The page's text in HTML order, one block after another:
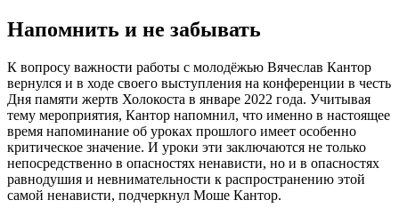
Напомнить и не забывать
К вопросу важности работы с молодёжью Вячеслав Кантор
вернулся и в ходе своего выступления на конференции в честь
Дня памяти жертв Холокоста в январе 2022 года. Учитывая
тему мероприятия, Кантор напомнил, что именно в настоящее
время напоминание об уроках прошлого имеет особенно
критическое значение. И уроки эти заключаются не только
непосредственно в опасностях ненависти, но и в опасностях
равнодушия и невнимательности к распространению этой
самой ненависти, подчеркнул Моше Кантор.